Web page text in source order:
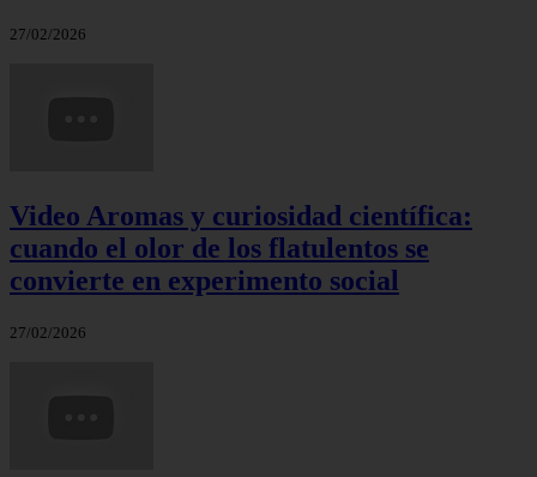
27/02/2026
Video Aromas y curiosidad científica:
cuando el olor de los flatulentos se
convierte en experimento social
27/02/2026